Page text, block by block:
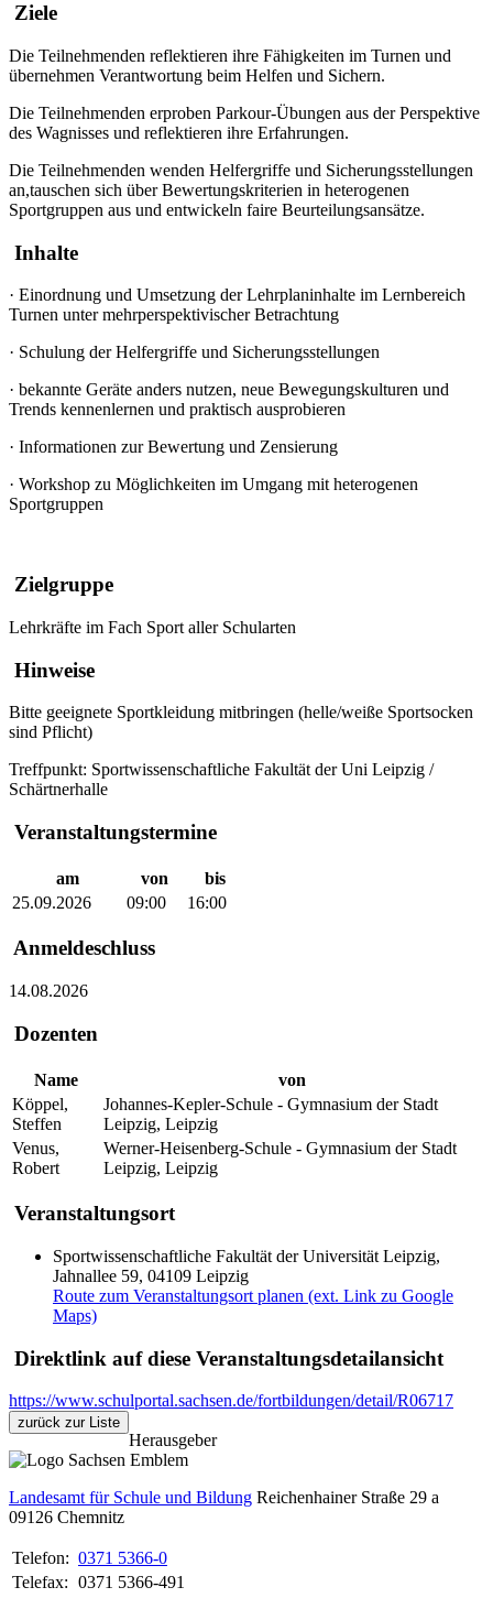
Ziele
Die Teilnehmenden reflektieren ihre Fähigkeiten im Turnen und
übernehmen Verantwortung beim Helfen und Sichern.
Die Teilnehmenden erproben Parkour-Übungen aus der Perspektive
des Wagnisses und reflektieren ihre Erfahrungen.
Die Teilnehmenden wenden Helfergriffe und Sicherungsstellungen
an,tauschen sich über Bewertungskriterien in heterogenen
Sportgruppen aus und entwickeln faire Beurteilungsansätze.
Inhalte
· Einordnung und Umsetzung der Lehrplaninhalte im Lernbereich
Turnen unter mehrperspektivischer Betrachtung
· Schulung der Helfergriffe und Sicherungsstellungen
· bekannte Geräte anders nutzen, neue Bewegungskulturen und
Trends kennenlernen und praktisch ausprobieren
· Informationen zur Bewertung und Zensierung
· Workshop zu Möglichkeiten im Umgang mit heterogenen
Sportgruppen
Zielgruppe
Lehrkräfte im Fach Sport aller Schularten
Hinweise
Bitte geeignete Sportkleidung mitbringen (helle/weiße Sportsocken
sind Pflicht)
Treffpunkt: Sportwissenschaftliche Fakultät der Uni Leipzig /
Schärtnerhalle
Veranstaltungstermine
am von
bis
25.09.2026
09:00 16:00
Anmeldeschluss
14.08.2026
Dozenten
Name
von
Köppel,
Steffen
Johannes-Kepler-Schule - Gymnasium der Stadt
Leipzig, Leipzig
Venus,
Robert
Werner-Heisenberg-Schule - Gymnasium der Stadt
Leipzig, Leipzig
Veranstaltungsort
Sportwissenschaftliche Fakultät der Universität Leipzig,
Jahnallee 59, 04109 Leipzig
Route zum Veranstaltungsort planen (ext. Link zu Google
Maps)
Direktlink auf diese Veranstaltungsdetailansicht
https://www.schulportal.sachsen.de/fortbildungen/detail/R06717
zurück zur Liste
Herausgeber
Landesamt für Schule und Bildung Reichenhainer Straße 29 a
09126 Chemnitz
Telefon: 0371 5366-0
Telefax: 0371 5366-491